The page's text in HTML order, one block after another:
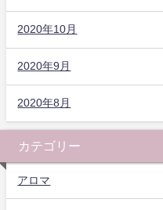
2020年10月
2020年9月
2020年8月
カテゴリー
アロマ